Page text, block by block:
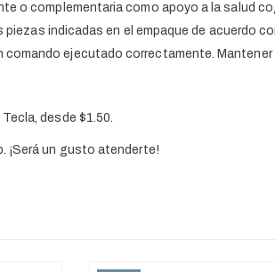
o complementaria como apoyo a la salud
indicadas en el empaque de acuerdo
ejecutado correctamente. Mantener
desde $1.50.
¡Será un gusto atenderte!